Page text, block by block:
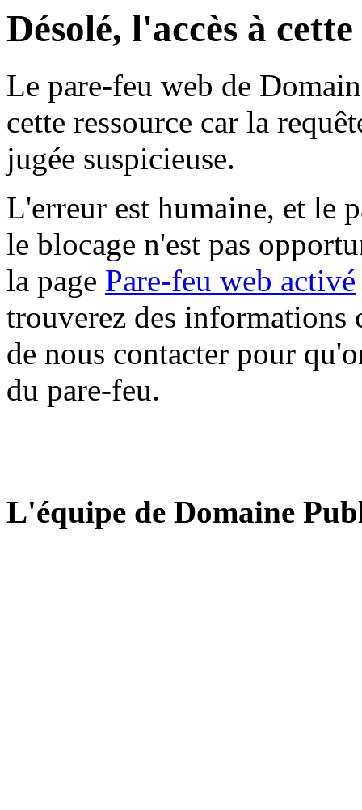
Désolé, l'accès à
Le pare-feu web de
cette ressource car la
jugée suspicieuse.
L'erreur est humaine, et le
le blocage n'est pas
la page Pare-feu web activé
trouverez des informations
de nous contacter pour
du pare-feu.
L'équipe de Domaine